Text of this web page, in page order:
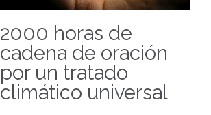
2000 horas de
cadena de oración
por un tratado
climático universal